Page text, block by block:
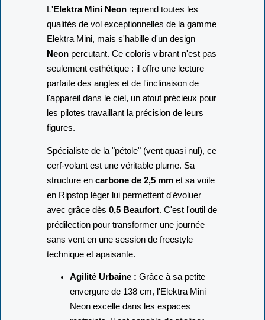
L'Elektra Mini Neon reprend toutes les
qualités de vol exceptionnelles de la gamme
Elektra Mini, mais s'habille d'un design
Neon percutant. Ce coloris vibrant n'est pas
seulement esthétique : il offre une lecture
parfaite des angles et de l'inclinaison de
l'appareil dans le ciel, un atout précieux pour
les pilotes travaillant la précision de leurs
figures.
Spécialiste de la "pétole" (vent quasi nul), ce
cerf-volant est une véritable plume. Sa
structure en carbone de 2,5 mm et sa voile
en Ripstop léger lui permettent d'évoluer
avec grâce dès 0,5 Beaufort. C'est l'outil de
prédilection pour transformer une journée
sans vent en une session de freestyle
technique et apaisante.
Agilité Urbaine : Grâce à sa petite
envergure de 138 cm, l'Elektra Mini
Neon excelle dans les espaces